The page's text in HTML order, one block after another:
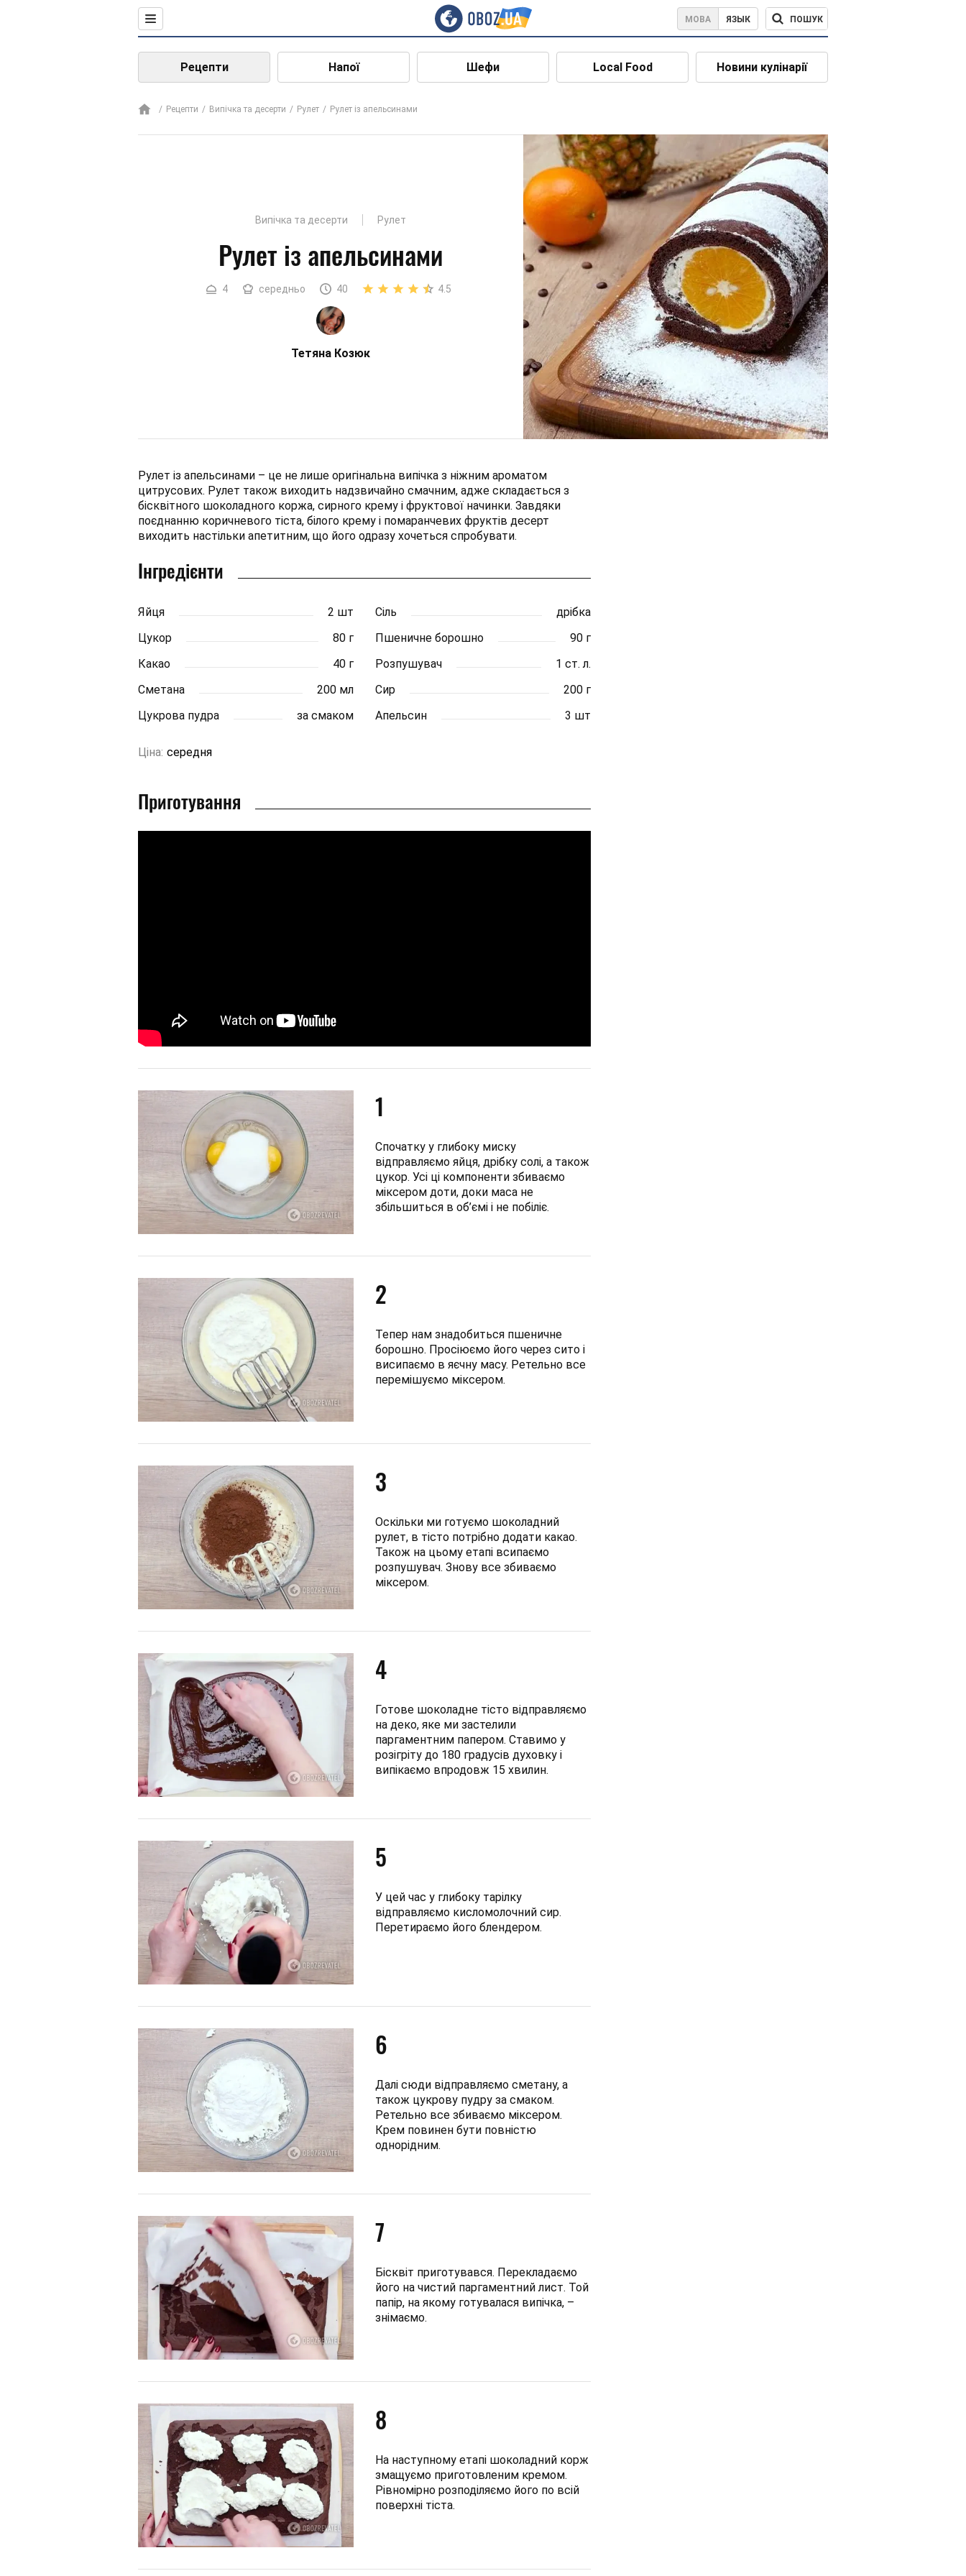
МОВА ЯЗЫК ПОШУК
Рецепти Напої Шефи Local Food Новини кулінарії
Рецепти Випічка та десерти Рулет Рулет із апельсинами
Випічка та десерти Рулет
Рулет із апельсинами
4 середньо 40 4.5
Тетяна Козюк
Рулет із апельсинами – це не лише оригінальна випічка з ніжним ароматом
цитрусових. Рулет також виходить надзвичайно смачним, адже складається з
бісквітного шоколадного коржа, сирного крему і фруктової начинки. Завдяки
поєднанню коричневого тіста, білого крему і помаранчевих фруктів десерт
виходить настільки апетитним, що його одразу хочеться спробувати.
Інгредієнти
Яйця 2 шт Сіль
дрібка
Цукор
80 г Пшеничне борошно
90 г
Какао
40 г Розпушувач
1 ст. л.
Сметана
200 мл Сир
200 г
Цукрова пудра
за смаком Апельсин 3 шт
Ціна: середня
Приготування
1
Спочатку у глибоку миску
відправляємо яйця, дрібку солі, а також
цукор. Усі ці компоненти збиваємо
міксером доти, доки маса не
збільшиться в об’ємі і не побіліє.
2
Тепер нам знадобиться пшеничне
борошно. Просіюємо його через сито і
висипаємо в яєчну масу. Ретельно все
перемішуємо міксером.
3
Оскільки ми готуємо шоколадний
рулет, в тісто потрібно додати какао.
Також на цьому етапі всипаємо
розпушувач. Знову все збиваємо
міксером.
4
Готове шоколадне тісто відправляємо
на деко, яке ми застелили
паргаментним папером. Ставимо у
розігріту до 180 градусів духовку і
випікаємо впродовж 15 хвилин.
5
У цей час у глибоку тарілку
відправляємо кисломолочний сир.
Перетираємо його блендером.
6
Далі сюди відправляємо сметану, а
також цукрову пудру за смаком.
Ретельно все збиваємо міксером.
Крем повинен бути повністю
однорідним.
7
Бісквіт приготувався. Перекладаємо
його на чистий паргаментний лист. Той
папір, на якому готувалася випічка, –
знімаємо.
8
На наступному етапі шоколадний корж
змащуємо приготовленим кремом.
Рівномірно розподіляємо його по всій
поверхні тіста.